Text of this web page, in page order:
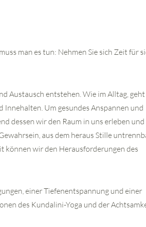
man es tun: Nehmen Sie sich Zeit für
Austausch entstehen. Wie im Alltag, geht
Innehalten. Um gesundes Anspannen und
dessen wir den Raum in uns erleben und
aus dem heraus Stille
können wir den Herausforderungen des
einer Tiefenentspannung und einer
des Kundalini-Yoga und der